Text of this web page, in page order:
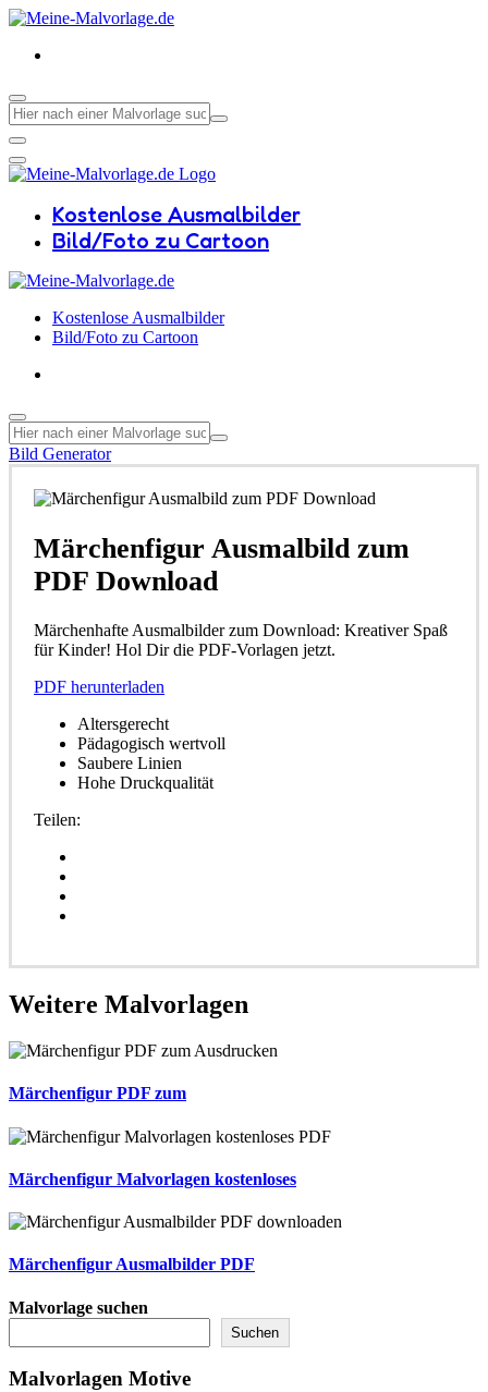
Kostenlose Ausmalbilder
Bild/Foto zu Cartoon
Kostenlose Ausmalbilder
Bild/Foto zu Cartoon
Bild Generator
Märchenfigur Ausmalbild zum
PDF Download
Märchenhafte Ausmalbilder zum Download: Kreativer Spaß
für Kinder! Hol Dir die PDF-Vorlagen jetzt.
PDF herunterladen
Altersgerecht
Pädagogisch wertvoll
Saubere Linien
Hohe Druckqualität
Teilen:
Weitere Malvorlagen
Märchenfigur PDF zum
Märchenfigur Malvorlagen kostenloses
Märchenfigur Ausmalbilder PDF
Malvorlage suchen
Suchen
Malvorlagen Motive